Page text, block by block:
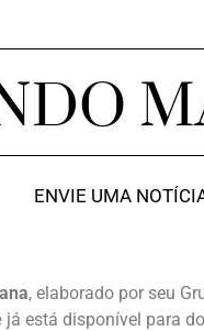
ENVIE UMA
, elaborado por seu
já está disponível para